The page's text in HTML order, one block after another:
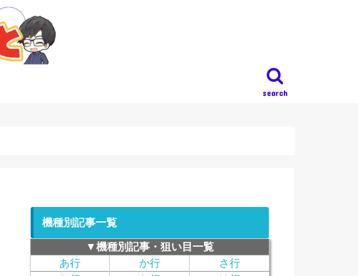
search
機種別記事一覧
▼機種別記事・狙い目一覧
あ行
か行
さ行